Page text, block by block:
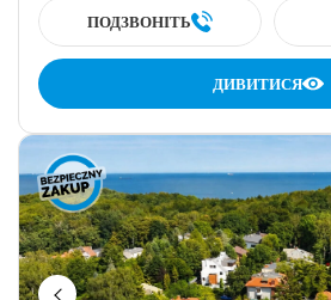
ПОДЗВОНІТЬ
ДИВИТИСЯ